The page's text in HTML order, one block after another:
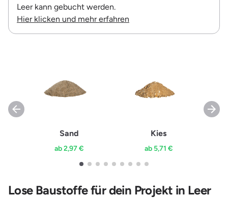
Leer kann gebucht werden.
Hier klicken und mehr erfahren
Sand
ab 2,97 €
Kies
ab 5,71 €
Lose Baustoffe für dein Projekt in Leer